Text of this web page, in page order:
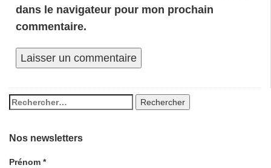
dans le navigateur pour mon prochain
commentaire.
Nos newsletters
Prénom *